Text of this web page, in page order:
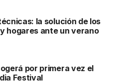
en el foro.
de la Deputación da
han colaborado en el
asociaciones
y el máster MPXA.
son los patrocinadores
la solución de los
hogares ante un verano
por primera vez el
Festival